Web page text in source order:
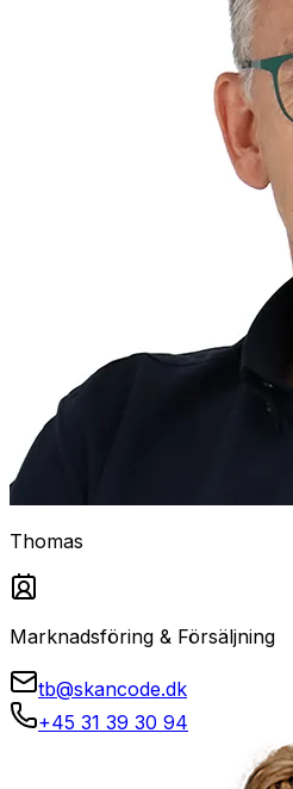
Thomas
Marknadsföring & Försäljning
tb@skancode.dk
+45 31 39 30 94